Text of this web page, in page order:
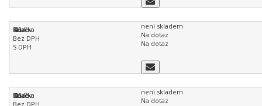
není skladem
Na dotaz
Na dotaz
není skladem
Na dotaz